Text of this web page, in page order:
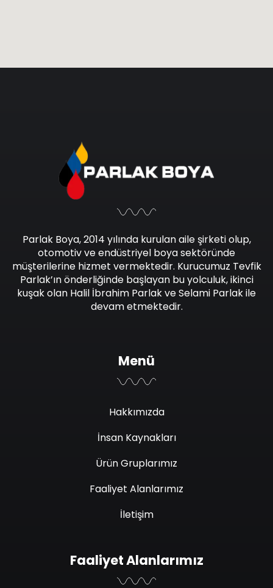
Parlak Boya, 2014 yılında kurulan aile şirketi olup,
otomotiv ve endüstriyel boya sektöründe
müşterilerine hizmet vermektedir. Kurucumuz Tevfik
Parlak’ın önderliğinde başlayan bu yolculuk, ikinci
kuşak olan Halil İbrahim Parlak ve Selami Parlak ile
devam etmektedir.
Menü
Hakkımızda
İnsan Kaynakları
Ürün Gruplarımız
Faaliyet Alanlarımız
İletişim
Faaliyet Alanlarımız